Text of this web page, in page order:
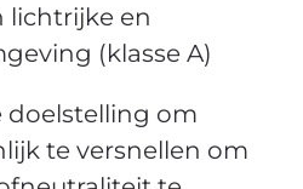
lichtrijke en
(klasse A)
doelstelling om
te versnellen om